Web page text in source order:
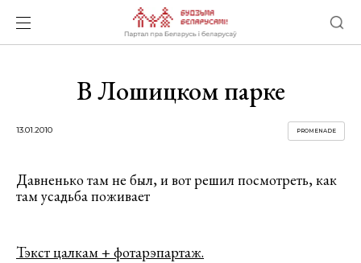
В Лошицком парке
13.01.2010 PROMENADE
Давненько там не был, и вот решил посмотреть, как
там усадьба поживает
Тэкст цалкам + фотарэпартаж.